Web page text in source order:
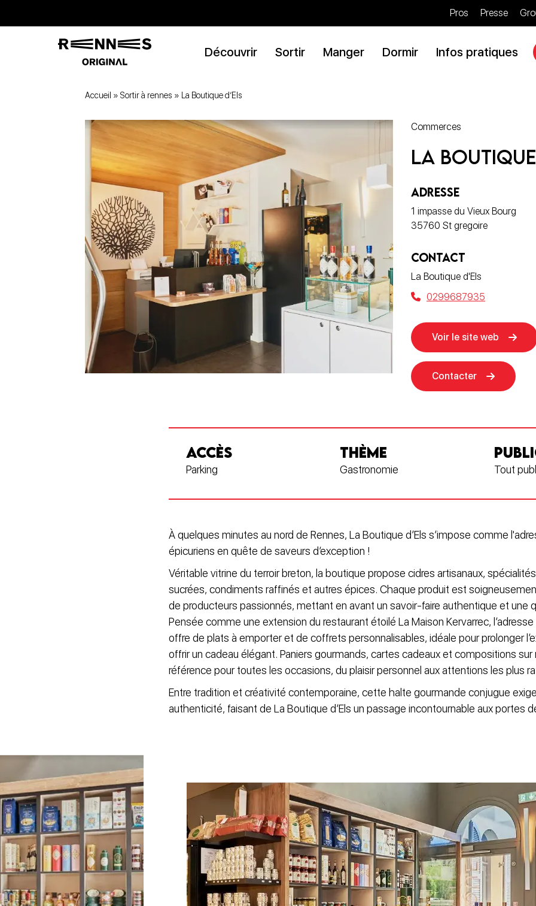
Pros Presse
Découvrir Sortir Manger Dormir Infos pratiques
Accueil » Sortir à rennes » La Boutique d’Els
Commerces
La Boutique
ADRESSE
1 impasse du Vieux Bourg
35760 St gregoire
CONTACT
La Boutique d'Els
0299687935
Voir le site web
Contacter
ACCÈS
Parking
THÈME
Gastronomie Tout
À quelques minutes au nord de Rennes, La Boutique d’Els s’impose comme
épicuriens en quête de saveurs d’exception !
Véritable vitrine du terroir breton, la boutique propose cidres artisanaux,
sucrées, condiments raffinés et autres épices. Chaque produit est
de producteurs passionnés, mettant en avant un savoir-faire authentique et une
Pensée comme une extension du restaurant étoilé La Maison Kervarrec,
offre de plats à emporter et de coffrets personnalisables, idéale pour prolonger
offrir un cadeau élégant. Paniers gourmands, cartes cadeaux et compositions
référence pour toutes les occasions, du plaisir personnel aux attentions les plus
Entre tradition et créativité contemporaine, cette halte gourmande conjugue
authenticité, faisant de La Boutique d’Els un passage incontournable aux portes